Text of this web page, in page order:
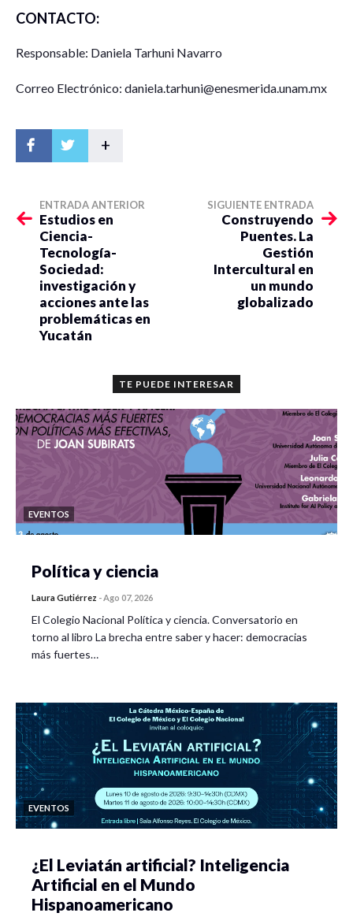
CONTACTO:
Responsable: Daniela Tarhuni Navarro
Correo Electrónico: daniela.tarhuni@enesmerida.unam.mx
+
ENTRADA ANTERIOR
Estudios en
Ciencia-
Tecnología-
Sociedad:
investigación y
acciones ante las
problemáticas en
Yucatán
SIGUIENTE ENTRADA
Construyendo
Puentes. La
Gestión
Intercultural en
un mundo
globalizado
TE PUEDE INTERESAR
EVENTOS
Política y ciencia
Laura Gutiérrez -Ago 07, 2026
El Colegio Nacional Política y ciencia. Conversatorio en
torno al libro La brecha entre saber y hacer: democracias
más fuertes…
EVENTOS
¿El Leviatán artificial? Inteligencia
Artificial en el Mundo
Hispanoamericano